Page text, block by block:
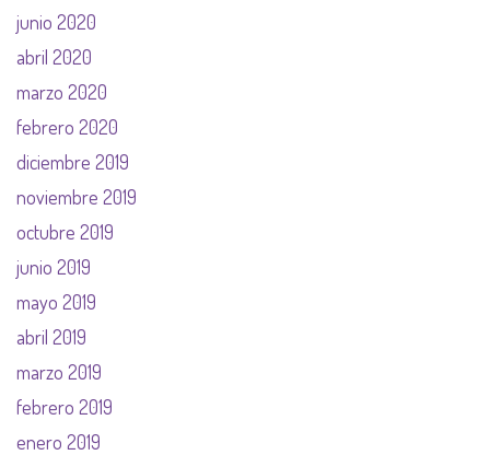
junio 2020
abril 2020
marzo 2020
febrero 2020
diciembre 2019
noviembre 2019
octubre 2019
junio 2019
mayo 2019
abril 2019
marzo 2019
febrero 2019
enero 2019